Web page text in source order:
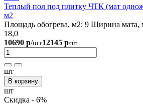
Теплый пол под плитку ЧТК (мат
м2
Площадь обогрева, м2: 9 Ширина мата,
18,0
10690 р/шт12145 р/шт
шт
В корзину
шт
Скидка - 6%